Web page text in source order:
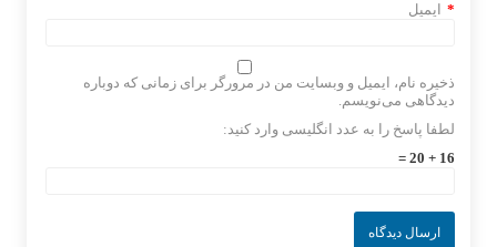
ایمیل *
ذخیره نام، ایمیل و وبسایت من در مرورگر برای زمانی که دوباره
دیدگاهی می‌نویسم.
لطفا پاسخ را به عدد انگلیسی وارد کنید:
16 + 20 =